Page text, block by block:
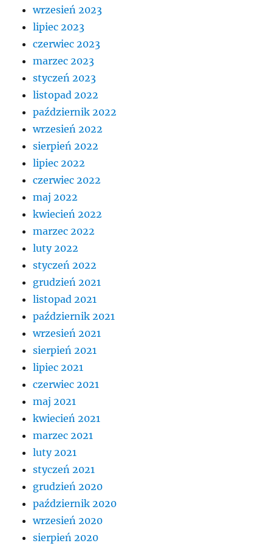
wrzesień 2023
lipiec 2023
czerwiec 2023
marzec 2023
styczeń 2023
listopad 2022
październik 2022
wrzesień 2022
sierpień 2022
lipiec 2022
czerwiec 2022
maj 2022
kwiecień 2022
marzec 2022
luty 2022
styczeń 2022
grudzień 2021
listopad 2021
październik 2021
wrzesień 2021
sierpień 2021
lipiec 2021
czerwiec 2021
maj 2021
kwiecień 2021
marzec 2021
luty 2021
styczeń 2021
grudzień 2020
październik 2020
wrzesień 2020
sierpień 2020